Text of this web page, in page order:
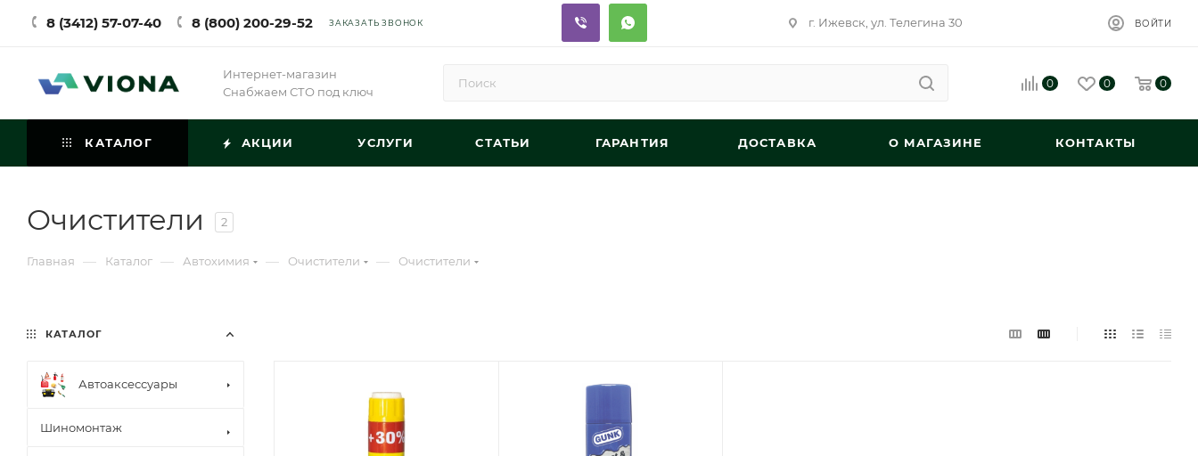
8 (3412) 57-07-40 8 (800) 200-29-52 ЗАКАЗАТЬ ЗВОНОК г. Ижевск, ул. Телегина 30 ВОЙТИ
Интернет-магазин
Снабжаем СТО под ключ
0 0 0
КАТАЛОГ АКЦИИ УСЛУГИ СТАТЬИ ГАРАНТИЯ ДОСТАВКА О МАГАЗИНЕ КОНТАКТЫ
Очистители 2
Главная — Каталог — Автохимия — Очистители — Очистители
КАТАЛОГ
Автоаксессуары
Шиномонтаж